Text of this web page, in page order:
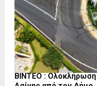
ΒΙΝΤΕΟ :